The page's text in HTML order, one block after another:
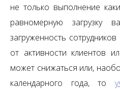
не только выполнение
равномерную загрузку
загруженность
от активности клиентов
может снижаться или,
календарного года, то